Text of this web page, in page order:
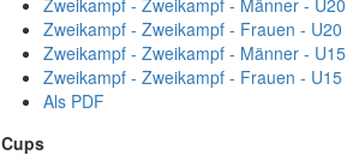
Zweikampf - Zweikampf - Männer - U20
Zweikampf - Zweikampf - Frauen - U20
Zweikampf - Zweikampf - Männer - U15
Zweikampf - Zweikampf - Frauen - U15
Als PDF
Cups